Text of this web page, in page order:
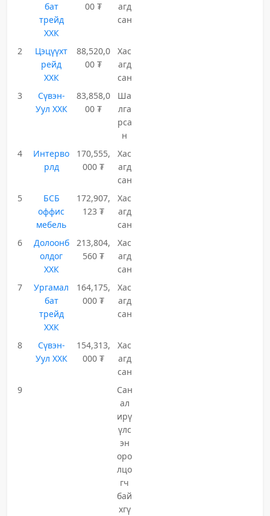
бат
трейд
ХХК
00 ₮
агд
сан
2
Цэцүүхт
рейд
ХХК
88,520,0
00 ₮
Хас
агд
сан
3
Сүвэн-
Уул ХХК
83,858,0
00 ₮
Ша
лга
рса
н
4
Интерво
рлд
170,555,
000 ₮
Хас
агд
сан
5
БСБ
оффис
мебель
172,907,
123 ₮
Хас
агд
сан
6
Долоонб
олдог
ХХК
213,804,
560 ₮
Хас
агд
сан
7
Ургамал
бат
трейд
ХХК
164,175,
000 ₮
Хас
агд
сан
8
Сүвэн-
Уул ХХК
154,313,
000 ₮
Хас
агд
сан
9
Сан
ал
ирү
үлс
эн
оро
лцо
гч
бай
хгү